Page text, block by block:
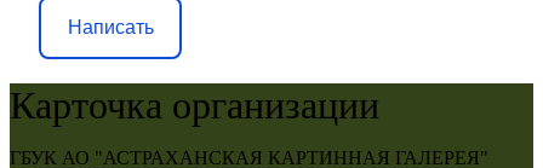
Написать
Карточка организации
ГБУК АО "АСТРАХАНСКАЯ КАРТИННАЯ ГАЛЕРЕЯ"